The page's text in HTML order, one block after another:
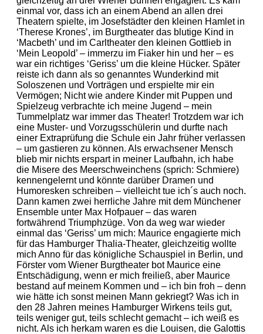
einmal vor, dass ich an einem Abend an allen drei
Theatern spielte, im Josefstädter den kleinen Hamlet in
‘Therese Krones’, im Burgtheater das blutige Kind in
‘Macbeth’ und im Carltheater den kleinen Gottlieb in
‘Mein Leopold’ – immerzu im Fiaker hin und her – es
war ein richtiges ‘Geriss’ um die kleine Hücker. Später
reiste ich dann als so genanntes Wunderkind mit
Soloszenen und Vorträgen und erspielte mir ein
Vermögen; Nicht wie andere Kinder mit Puppen und
Spielzeug verbrachte ich meine Jugend – mein
Tummelplatz war immer das Theater! Trotzdem war ich
eine Muster- und Vorzugsschülerin und durfte nach
einer Extraprüfung die Schule ein Jahr früher verlassen
– um gastieren zu können. Als erwachsener Mensch
blieb mir nichts erspart in meiner Laufbahn, ich habe
die Misere des Meerschweinchens (sprich: Schmiere)
kennengelernt und könnte darüber Dramen und
Humoresken schreiben – vielleicht tue ich´s auch noch.
Dann kamen zwei herrliche Jahre mit dem Münchener
Ensemble unter Max Hofpauer – das waren
fortwährend Triumphzüge. Von da weg war wieder
einmal das ‘Geriss’ um mich: Maurice engagierte mich
für das Hamburger Thalia-Theater, gleichzeitig wollte
mich Anno für das königliche Schauspiel in Berlin, und
Förster vom Wiener Burgtheater bot Maurice eine
Entschädigung, wenn er mich freiließ, aber Maurice
bestand auf meinem Kommen und – ich bin froh – denn
wie hätte ich sonst meinen Mann gekriegt? Was ich in
den 28 Jahren meines Hamburger Wirkens teils gut,
teils weniger gut, teils schlecht gemacht – ich weiß es
nicht. Als ich herkam waren es die Louisen, die Galottis